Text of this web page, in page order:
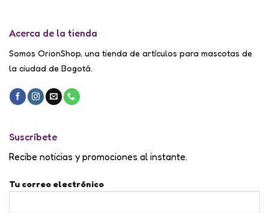
Acerca de la tienda
Somos OrionShop, una tienda de artículos para mascotas de
la ciudad de Bogotá.
Suscríbete
Recibe noticias y promociones al instante.
Tu correo electrónico